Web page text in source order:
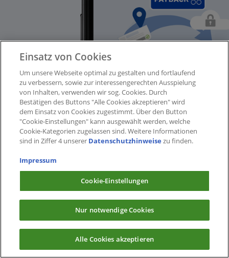
Einsatz von Cookies
Um unsere Webseite optimal zu gestalten und fortlaufend
zu verbessern, sowie zur interessengerechten Ausspielung
von Inhalten, verwenden wir sog. Cookies. Durch
Bestätigen des Buttons "Alle Cookies akzeptieren" wird
dem Einsatz von Cookies zugestimmt. Über den Button
"Cookie-Einstellungen" kann ausgewählt werden, welche
Cookie-Kategorien zugelassen sind. Weitere Informationen
sind in Ziffer 4 unserer Datenschutzhinweise zu finden.
Impressum
Cookie-Einstellungen
Nur notwendige Cookies
Alle Cookies akzeptieren